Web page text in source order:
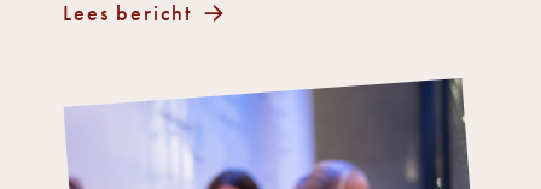
Lees bericht